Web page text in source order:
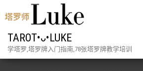
TAROT•ᴗ•LUKE
学塔罗,塔罗牌入门指南,78张塔罗牌教学培训